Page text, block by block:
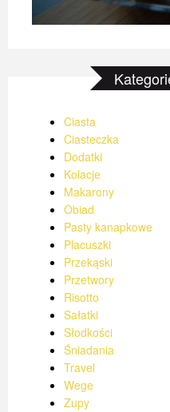
Ciasta
Ciasteczka
Dodatki
Kolacje
Makarony
Obiad
Pasty kanapkowe
Placuszki
Przekąski
Przetwory
Risotto
Sałatki
Słodkości
Śniadania
Travel
Wege
Zupy